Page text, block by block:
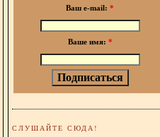
Ваш e-mail: *
Ваше имя: *
СЛУШАЙТЕ СЮДА!